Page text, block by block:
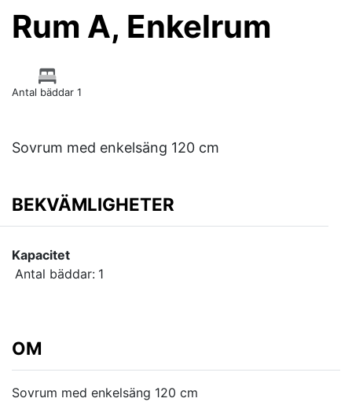
Rum A, Enkelrum
Antal bäddar 1
Sovrum med enkelsäng 120 cm
BEKVÄMLIGHETER
Kapacitet
Antal bäddar: 1
OM
Sovrum med enkelsäng 120 cm